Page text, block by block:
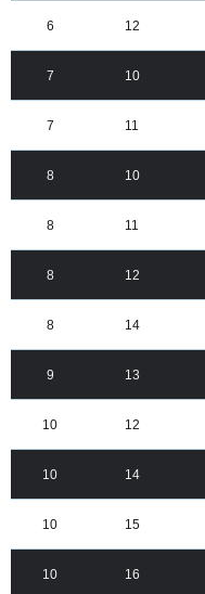
6 12
7 10
7 11
8 10
8 11
8 12
8 14
9 13
10 12
10 14
10 15
10 16